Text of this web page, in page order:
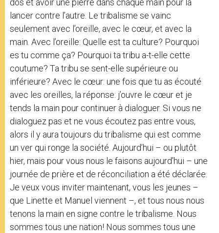
dos et avoir une pierre dans chaque main pour la
lancer contre l’autre. Le tribalisme se vainc
seulement avec l’oreille, avec le cœur, et avec la
main. Avec l’oreille: Quelle est ta culture? Pourquoi
es tu comme ça? Pourquoi ta tribu a-t-elle cette
coutume? Ta tribu se sent-elle supérieure ou
inférieure? Avec le cœur: une fois que tu as écouté
avec les oreilles, la réponse: j’ouvre le cœur et je
tends la main pour continuer à dialoguer. Si vous ne
dialoguez pas et ne vous écoutez pas entre vous,
alors il y aura toujours du tribalisme qui est comme
un ver qui ronge la société. Aujourd’hui – ou plutôt
hier, mais pour vous nous le faisons aujourd’hui – une
journée de prière et de réconciliation a été déclarée.
Je veux vous inviter maintenant, vous les jeunes –
que Linette et Manuel viennent –, et tous nous nous
tenons la main en signe contre le tribalisme. Nous
sommes tous une nation! Nous sommes tous une